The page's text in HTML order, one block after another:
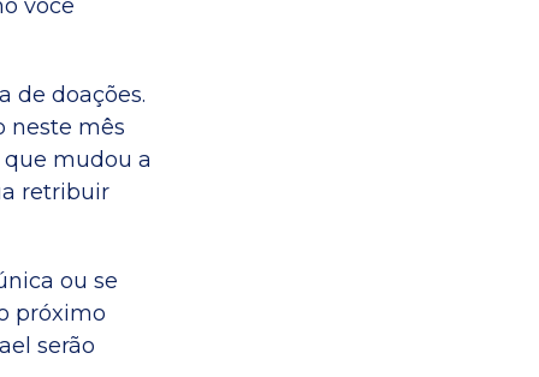
você
de doações.
neste mês
mudou a
retribuir
ou se
próximo
serão